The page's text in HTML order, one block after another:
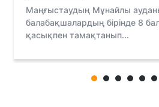
Маңғыстаудың Мұнайлы
балабақшалардың бірінде 8
қасықпен тамақтанып...